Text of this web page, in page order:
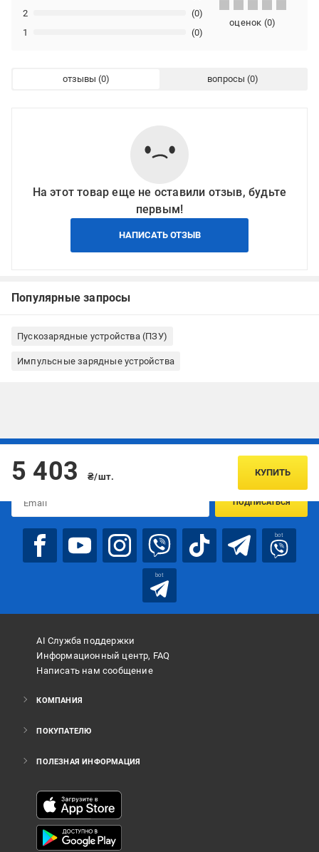
1 (0)
2 (0)
оценок (0)
отзывы вопросы
На этот товар еще не оставили отзыв, будьте
первым!
НАПИСАТЬ ОТЗЫВ
Популярные запросы
Пускозарядные устройства (ПЗУ)
Импульсные зарядные устройства
5 403 ₴/шт. КУПИТЬ
Подписывайтесь, чтобы узнавать первым об акцияx и
ПОДПИСАТЬСЯ
bot
bot
AI Служба поддержки
Информационный центр, FAQ
Написать нам сообщение
КОМПАНИЯ
ПОКУПАТЕЛЮ
ПОЛЕЗНАЯ ИНФОРМАЦИЯ